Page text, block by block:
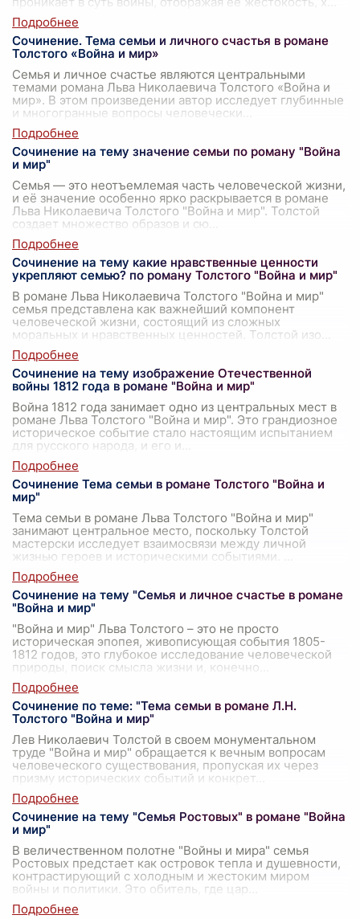
Сочинение. Тема семьи и личного счастья в романе
Толстого «Война и мир»
Семья и личное счастье являются центральными
темами романа Льва Николаевича Толстого «Война и
мир». В этом произведении автор исследует глубинные
и многогранные вопросы человечески
Сочинение на тему значение семьи по роману "Война
и мир"
Семья — это неотъемлемая часть человеческой жизни,
и её значение особенно ярко раскрывается в романе
Льва Николаевича Толстого "Война и мир". Толстой
создает множество образов и сю
Сочинение на тему какие нравственные ценности
укрепляют семью? по роману Толстого "Война и мир"
В романе Льва Николаевича Толстого "Война и мир"
семья представлена как важнейший компонент
человеческой жизни, состоящий из сложных
моральных и нравственных ценностей. Толстой изо
Сочинение на тему изображение Отечественной
войны 1812 года в романе "Война и мир"
Война 1812 года занимает одно из центральных мест в
романе Льва Толстого "Война и мир". Это грандиозное
историческое событие стало настоящим испытанием
для русского народа, и его и
Сочинение Тема семьи в романе Толстого "Война и
мир"
Тема семьи в романе Льва Толстого "Война и мир"
занимают центральное место, поскольку Толстой
мастерски исследует взаимосвязи между личной
жизнью героев и историческими событиями.
Сочинение на тему "Семья и личное счастье в романе
"Война и мир"
"Война и мир" Льва Толстого – это не просто
историческая эпопея, живописующая события 1805-
1812 годов, это глубокое исследование человеческой
природы, поиск смысла жизни и, конечно
Сочинение по теме: "Тема семьи в романе Л.Н.
Толстого "Война и мир"
Лев Николаевич Толстой в своем монументальном
труде "Война и мир" обращается к вечным вопросам
человеческого существования, пропуская их через
призму исторических событий и конкрет
Сочинение на тему "Семья Ростовых" в романе "Война
и мир"
В величественном полотне "Войны и мира" семья
Ростовых предстает как островок тепла и душевности,
контрастирующий с холодным и жестоким миром
войны и политики. Это обитель, где цар